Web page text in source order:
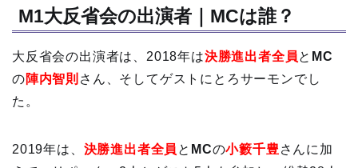
M1大反省会の出演者｜MCは誰？
大反省会の出演者は、2018年は決勝進出者全員と MC
の陣内智則 さん、そしてゲストにとろサーモンでし
た。
2019年は、 決勝進出者全員 と MCの小籔千豊 さんに加